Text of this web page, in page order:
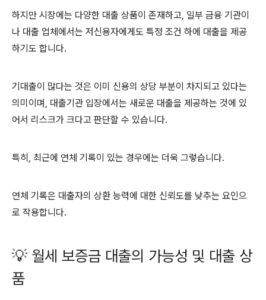
하지만 시장에는 다양한 대출 상품이 존재하고, 일부 금융 기관이
나 대출 업체에서는 저신용자에게도 특정 조건 하에 대출을 제공
하기도 합니다.
기대출이 많다는 것은 이미 신용의 상당 부분이 차지되고 있다는
의미이며, 대출기관 입장에서는 새로운 대출을 제공하는 것에 있
어서 리스크가 크다고 판단할 수 있습니다.
특히, 최근에 연체 기록이 있는 경우에는 더욱 그렇습니다.
연체 기록은 대출자의 상환 능력에 대한 신뢰도를 낮추는 요인으
로 작용합니다.
💡 월세 보증금 대출의 가능성 및 대출 상
품